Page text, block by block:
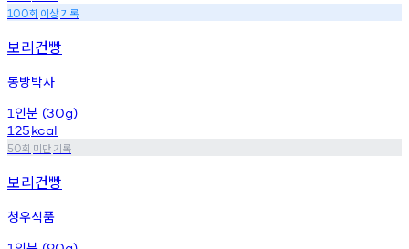
100회 이상기록
보리건빵
동방박사
1 인분 (30g)
125kcal
50회 미만기록
보리건빵
청우식품